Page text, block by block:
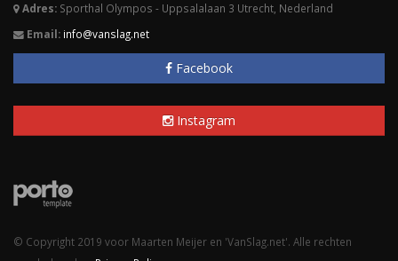
Adres: Sporthal Olympos - Uppsalalaan 3 Utrecht, Nederland
Email: info@vanslag.net
Facebook
Instagram
© Copyright 2019 voor Maarten Meijer en 'VanSlag.net'. Alle rechten